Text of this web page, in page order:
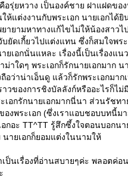
อรุ่ยหวาง เป็นองค์ชาย ฝาแฝดขอ
ห้แต่งงานกับพระเอก นายเอกได้
ยามหาทางแก้ไขไม่ให้น้องสาวไ
บยัดเกี้ยวไปแต่งแทน ซึ่งก็สมใจพร
เอกนั่นแหละ เรื่องนี้เป็นเรื่องแน
ม่าใดๆ พระเอกก็รักนายเอกมาก น
อว่าน่าเอ็นดู แล้วก็รักพระเอกมาก
าวของการชิงบัลลังก์หรืออะไรก็ไม่
เอกรักนายเอกมากนี่นา ส่วนรัชท
องพระเอก (ซึ่งเราแอบชอบบทนี้มา
กอะ TT^TT รู้สึกซึ้งใจตอนบอกนา
ายเอกก็ยอมแต่งในนามให้
เป็นเรื่องที่อ่านสบายๆค่ะ พลอตค่อ